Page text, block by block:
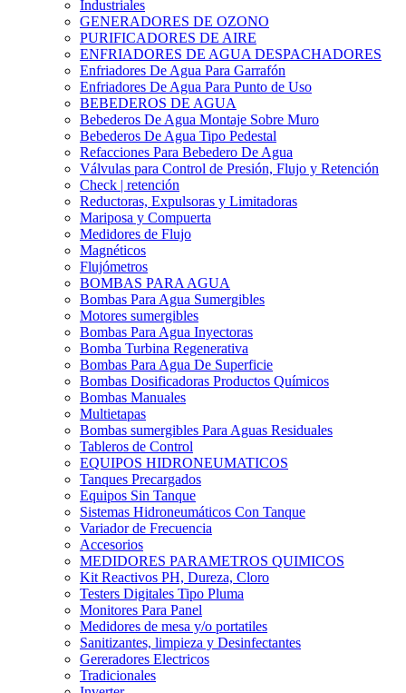
Industriales
GENERADORES DE OZONO
PURIFICADORES DE AIRE
ENFRIADORES DE AGUA DESPACHADORES
Enfriadores De Agua Para Garrafón
Enfriadores De Agua Para Punto de Uso
BEBEDEROS DE AGUA
Bebederos De Agua Montaje Sobre Muro
Bebederos De Agua Tipo Pedestal
Refacciones Para Bebedero De Agua
Válvulas para Control de Presión, Flujo y Retención
Check | retención
Reductoras, Expulsoras y Limitadoras
Mariposa y Compuerta
Medidores de Flujo
Magnéticos
Flujómetros
BOMBAS PARA AGUA
Bombas Para Agua Sumergibles
Motores sumergibles
Bombas Para Agua Inyectoras
Bomba Turbina Regenerativa
Bombas Para Agua De Superficie
Bombas Dosificadoras Productos Químicos
Bombas Manuales
Multietapas
Bombas sumergibles Para Aguas Residuales
Tableros de Control
EQUIPOS HIDRONEUMATICOS
Tanques Precargados
Equipos Sin Tanque
Sistemas Hidroneumáticos Con Tanque
Variador de Frecuencia
Accesorios
MEDIDORES PARAMETROS QUIMICOS
Kit Reactivos PH, Dureza, Cloro
Testers Digitales Tipo Pluma
Monitores Para Panel
Medidores de mesa y/o portatiles
Sanitizantes, limpieza y Desinfectantes
Gereradores Electricos
Tradicionales